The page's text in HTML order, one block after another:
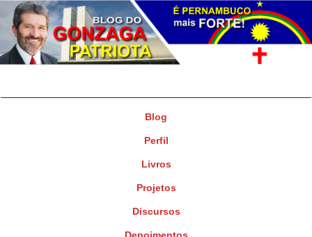
Blog
Perfil
Livros
Projetos
Discursos